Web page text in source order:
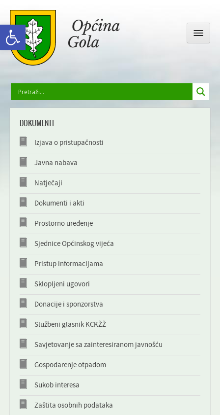
Open toolbar
GOLA I OKOLICA
DOKUMENTI
Izjava o pristupačnosti
Javna nabava
Natječaji
Dokumenti i akti
Prostorno uređenje
Sjednice Općinskog vijeća
Pristup informacijama
Sklopljeni ugovori
Donacije i sponzorstva
Službeni glasnik KCKŽŽ
Savjetovanje sa zainteresiranom javnošću
Gospodarenje otpadom
Sukob interesa
Zaštita osobnih podataka